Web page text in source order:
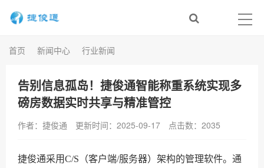
首页 新闻中心 行业新闻
告别信息孤岛！捷俊通智能称重系统实现多
磅房数据实时共享与精准管控
作者：捷俊通 更新时间：2025-09-17 点击数： 2035
捷俊通采用C/S（客户端/服务器）架构的管理软件。通